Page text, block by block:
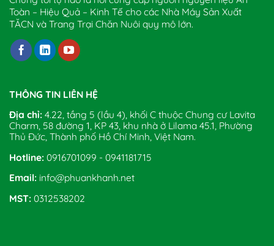
Toàn – Hiệu Quả – Kinh Tế cho các Nhà Máy Sản Xuất
TĂCN và Trang Trại Chăn Nuôi quy mô lớn.
THÔNG TIN LIÊN HỆ
Địa chỉ: 4.22, tầng 5 (lầu 4), khối C thuộc Chung cư Lavita
Charm, 58 đường 1, KP 43, khu nhà ở Lilama 45.1, Phường
Thủ Đức, Thành phố Hồ Chí Minh, Việt Nam.
Hotline: 0916701099 - 0941181715
Email: info@phuankhanh.net
MST: 0312538202